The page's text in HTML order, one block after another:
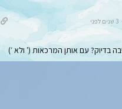
3 שנים לפני
עם אותן המרכאות (' ולא ׳)